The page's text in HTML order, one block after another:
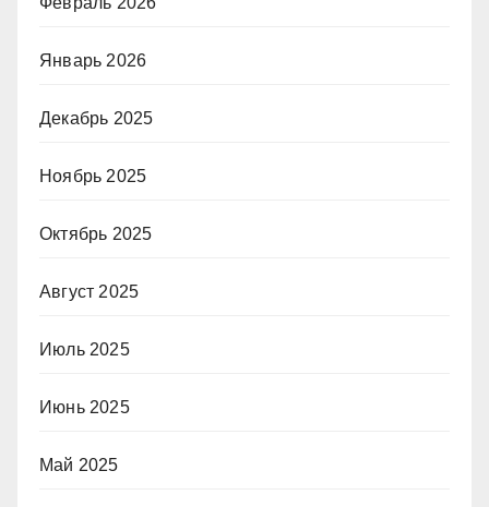
Январь 2026
Декабрь 2025
Ноябрь 2025
Октябрь 2025
Август 2025
Июль 2025
Июнь 2025
Май 2025